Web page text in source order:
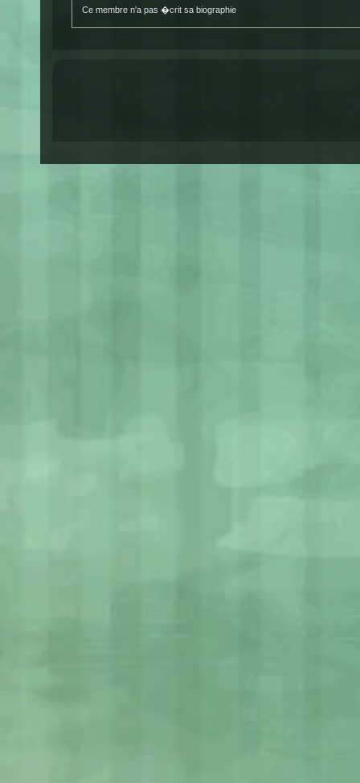
Ce membre n'a pas �crit sa biographie